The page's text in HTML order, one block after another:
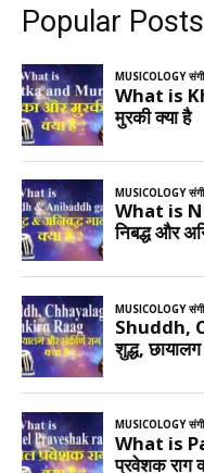
Popular Posts